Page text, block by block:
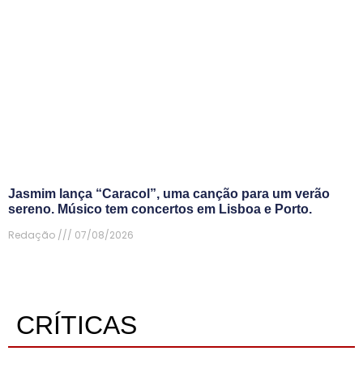
Jasmim lança “Caracol”, uma canção para um verão
sereno. Músico tem concertos em Lisboa e Porto.
Redação
07/08/2026
CRÍTICAS